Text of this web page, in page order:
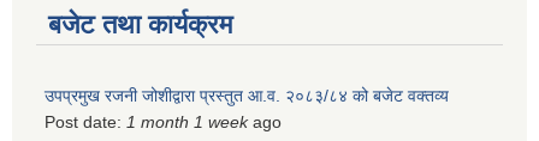
बजेट तथा कार्यक्रम
उपप्रमुख रजनी जोशीद्वारा प्रस्तुत आ.व. २०८३/८४ को बजेट वक्तव्य
Post date: 1 month 1 weekago